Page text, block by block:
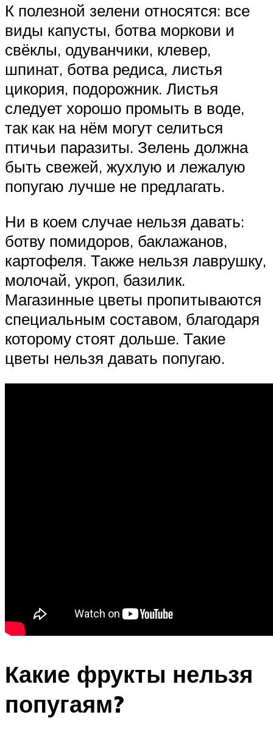
К полезной зелени относятся: все
виды капусты, ботва моркови и
свёклы, одуванчики, клевер,
шпинат, ботва редиса, листья
цикория, подорожник. Листья
следует хорошо промыть в воде,
так как на нём могут селиться
птичьи паразиты. Зелень должна
быть свежей, жухлую и лежалую
попугаю лучше не предлагать.
Ни в коем случае нельзя давать:
ботву помидоров, баклажанов,
картофеля. Также нельзя лаврушку,
молочай, укроп, базилик.
Магазинные цветы пропитываются
специальным составом, благодаря
которому стоят дольше. Такие
цветы нельзя давать попугаю.
Какие фрукты нельзя
попугаям?